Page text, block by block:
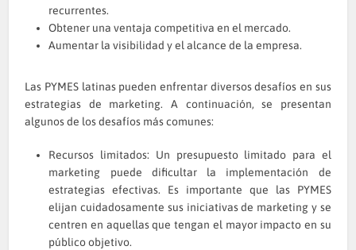
recurrentes.
Obtener una ventaja competitiva en el mercado.
Aumentar la visibilidad y el alcance de la empresa.
Las PYMES latinas pueden enfrentar diversos desafíos en sus
estrategias de marketing. A continuación, se presentan
algunos de los desafíos más comunes:
Recursos limitados: Un presupuesto limitado para el
marketing puede dificultar la implementación de
estrategias efectivas. Es importante que las PYMES
elijan cuidadosamente sus iniciativas de marketing y se
centren en aquellas que tengan el mayor impacto en su
público objetivo.